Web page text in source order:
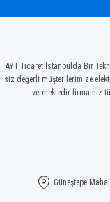
AYT Ticaret İstanbulda Bir
siz değerli müşterilerimize
vermektedir firmamız
Güneştepe